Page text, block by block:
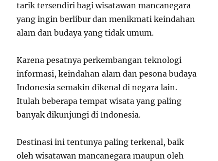
tarik tersendiri bagi wisatawan mancanegara
yang ingin berlibur dan menikmati keindahan
alam dan budaya yang tidak umum.
Karena pesatnya perkembangan teknologi
informasi, keindahan alam dan pesona budaya
Indonesia semakin dikenal di negara lain.
Itulah beberapa tempat wisata yang paling
banyak dikunjungi di Indonesia.
Destinasi ini tentunya paling terkenal, baik
oleh wisatawan mancanegara maupun oleh